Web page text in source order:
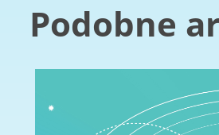
Podobne